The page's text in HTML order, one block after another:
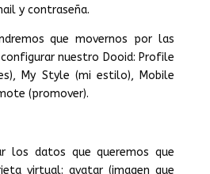
y contraseña.
que movernos por las
nuestro Dooid: Profile
My Style (mi estilo), Mobile
(promover).
los datos que queremos que
virtual: avatar (imagen que